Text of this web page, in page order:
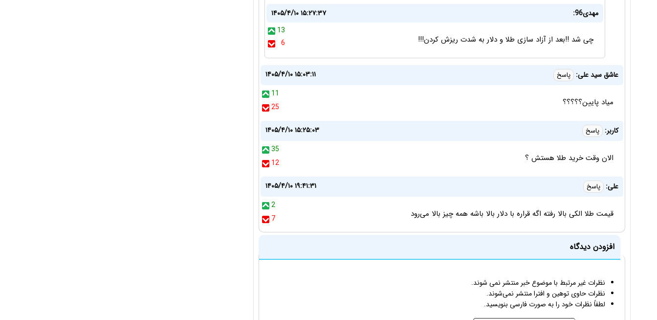
مهدی96:
۱۴۰۵/۴/۱۰ ۱۵:۲۷:۳۷
13
6
چی شد !!بعد از آزاد سازی طلا و دلار به شدت ریزش کردن!!!
عاشق سید علی: پاسخ
۱۴۰۵/۴/۱۰ ۱۵:۰۳:۱۱
11
25
میاد پایین؟؟؟؟؟
کاربر: پاسخ
۱۴۰۵/۴/۱۰ ۱۵:۲۵:۰۳
35
12
الان وقت خرید طلا هستش ؟
علی: پاسخ
۱۴۰۵/۴/۱۰ ۱۹:۴۱:۳۱
2
7
قیمت طلا الکی بالا رفته اگه قراره با دلار بالا باشه همه چیز بالا می‌رود
افزودن دیدگاه
نظرات غیر مرتبط با موضوع خبر منتشر نمی شوند.
نظرات حاوی توهین و افترا منتشر نمی‌شوند.
لطفاً نظرات خود را به صورت فارسی بنویسید.